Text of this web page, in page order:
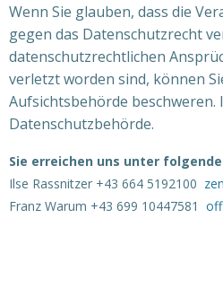
Wenn Sie glauben, dass die
gegen das Datenschutzrecht
datenschutzrechtlichen
verletzt worden sind, können
Aufsichtsbehörde beschweren.
Datenschutzbehörde.
Sie erreichen uns unter
Ilse Rassnitzer +43 664 5192100
Franz Warum +43 699 10447581